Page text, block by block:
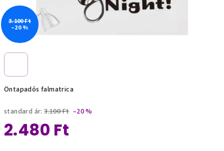
Öntapadós falmatrica
standard ár: 3.100 Ft –20 %
2.480 Ft
3.100 Ft
–20 %